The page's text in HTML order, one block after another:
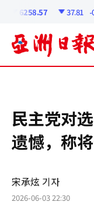
6258.57 37.81 -
民主党对
遗憾，称
宋承炫 기자
2026-06-03 22:30